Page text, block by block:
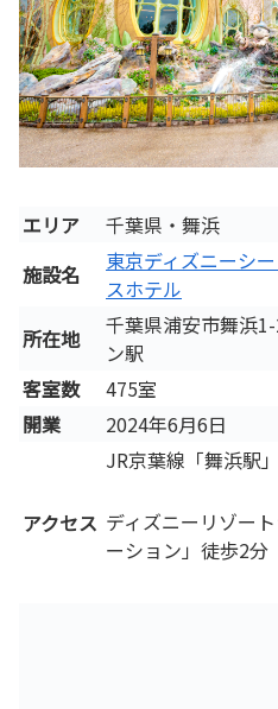
エリア
千葉県・舞浜
施設名
東京ディズニーシ
スホテル
所在地
千葉県浦安市舞浜
ン駅
客室数
475室
開業
2024年6月6日
アクセス
JR京葉線「舞浜駅
ディズニーリゾー
ーション」徒歩2分